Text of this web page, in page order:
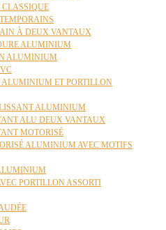
À DEUX VANTAUX
ALUMINIUM
ALUMINIUM
ALUMINIUM ET PORTILLON
ALUMINIUM
ALU DEUX VANTAUX
MOTORISÉ
ALUMINIUM AVEC MOTIFS
PORTILLON ASSORTI